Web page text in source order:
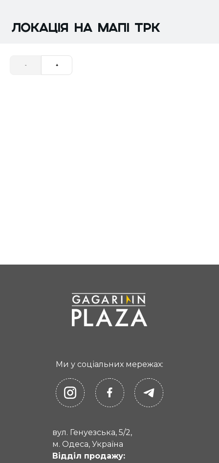
ЛОКАЦІЯ НА МАПІ трк
- +
Ми у соціальних мережах:
вул. Генуезська, 5/2,
м. Одеса, Україна
Відділ продажу: